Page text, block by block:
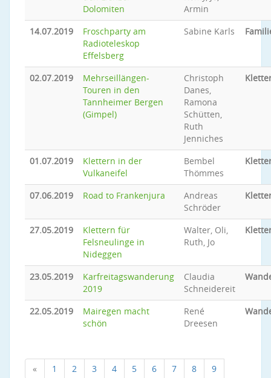
Dolomiten
Armin
14.07.2019
Froschparty am
Radioteleskop
Effelsberg
Sabine Karls
02.07.2019
Mehrseillängen-
Touren in den
Tannheimer Bergen
(Gimpel)
Christoph
Danes,
Ramona
Schütten,
Ruth
Jenniches
01.07.2019
Klettern in der
Vulkaneifel
Bembel
Thömmes
07.06.2019 Road to Frankenjura
Andreas
Schröder
27.05.2019
Klettern für
Felsneulinge in
Nideggen
Walter, Oli,
Ruth, Jo
23.05.2019
Karfreitagswanderung
2019
Claudia
Schneidereit
22.05.2019
Mairegen macht
schön
René
Dreesen
« 1 2 3 4 5 6 7 8 9